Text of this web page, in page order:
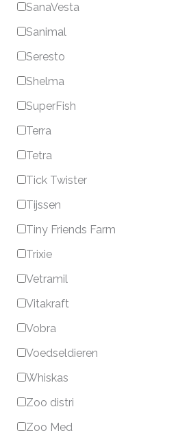
SanaVesta
Sanimal
Seresto
Shelma
SuperFish
Terra
Tetra
Tick Twister
Tijssen
Tiny Friends Farm
Trixie
Vetramil
Vitakraft
Vobra
Voedseldieren
Whiskas
Zoo distri
Zoo Med